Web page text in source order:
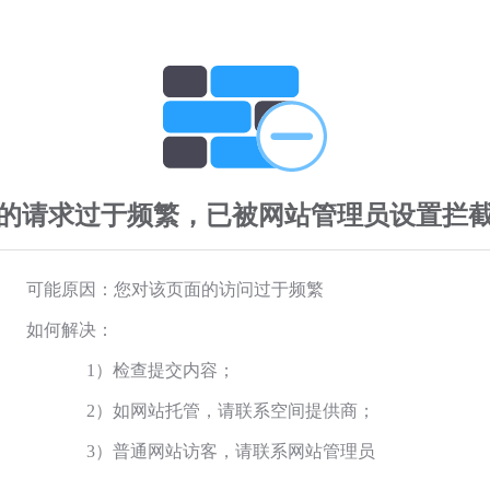
请求过于频繁，已被网站管理员设置拦
可能原因：您对该页面的访问过于频繁
如何解决：
1）检查提交内容；
2）如网站托管，请联系空间提供商；
3）普通网站访客，请联系网站管理员